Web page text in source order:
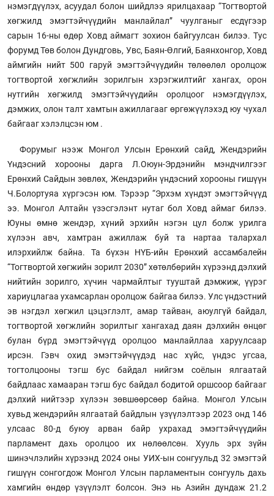
нэмэгдүүлэх, асуудал болон шийдлээ ярилцахаар “Тогтвортой
хөгжилд эмэгтэйчүүдийн манлайлал” чуулганыг есдүгээр
сарын 16-ны өдөр Ховд аймагт зохион байгуулсан билээ. Тус
форумд Төв болон Дундговь, Увс, Баян-Өлгий, Баянхонгор, Ховд
аймгийн нийт 500 гаруй эмэгтэйчүүдийн төлөөлөл оролцож
тогтвортой хөгжлийн зорилгын хэрэгжилтийг хангах, орон
нутгийн хөгжилд эмэгтэйчүүдийн оролцоог нэмэгдүүлэх,
дэмжих, олон талт хамтын ажиллагааг өргөжүүлэхэд юу чухал
байгааг хэлэлцсэн юм .
Форумыг нээж Монгол Улсын Ерөнхий сайд, Жендэрийн
Үндэсний хорооны дарга Л.Оюун-Эрдэнийн мэндчилгээг
Ерөнхий Сайдын зөвлөх, Жендэрийн үндэсний хорооны гишүүн
Ч.Болортуяа хүргэсэн юм. Тэрээр “Эрхэм хүндэт эмэгтэйчүүд
ээ. Монгол Алтайн үзэсгэлэнт нутаг бол Ховд аймаг билээ.
Юуны өмнө жендэр, хүний эрхийн нэгэн цул болж урилга
хүлээн авч, хамтран ажиллаж буй та нартаа талархал
илэрхийлж байна. Та бүхэн НҮБ-ийн Ерөнхий ассамбалейн
“Тогтвортой хөгжийн зорилт 2030” хөтөлбөрийн хүрээнд дэлхий
нийтийн зорилго, хүчин чармайлтыг тууштай дэмжиж, үүрэг
хариуцлагаа ухамсарлан оролцож байгаа билээ. Улс үндэстний
эв нэгдэл хөгжил цэцэглэлт, амар тайван, аюулгүй байдал,
тогтвортой хөгжлийн зорилтыг хангахад даян дэлхийн өнцөг
булан бүрд эмэгтэйчүүд оролцоо манлайллаа харуулсаар
ирсэн. Гэвч охид эмэгтэйчүүдэд нас хүйс, үндэс угсаа,
тогтолцооны тэгш бус байдал нийгэм соёлын ялгаатай
байдлаас хамааран тэгш бус байдал бодитой оршсоор байгааг
дэлхий нийтээр хүлээн зөвшөөрсөөр байна. Монгол Улсын
хувьд жендэрийн ялгаатай байдлын үзүүлэлтээр 2023 онд 146
улсаас 80-д буюу арван байр ухрахад эмэгтэйчүүдийн
парламент дахь оролцоо их нөлөөлсөн. Хууль эрх зүйн
шинэчлэлийн хүрээнд 2024 оны УИХ-ын сонгуульд 32 эмэгтэй
гишүүн сонгогдож Монгол Улсын парламентын сонгууль дахь
хамгийн өндөр үзүүлэлт болсон. Энэ нь Азийн дундаж 21.2